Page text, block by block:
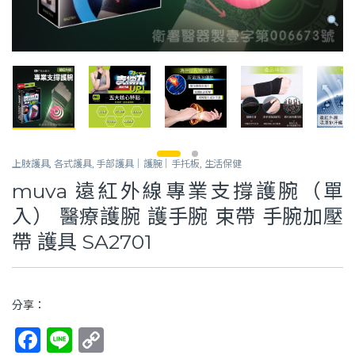
上肢護具,各式護具, 手部護具｜護腕｜手托板, 生活保健
muva 遠紅外線專業支撐護腕（單
入） 醫療護腕 護手腕 束帶 手腕加壓
帶 護具 SA2701
分享：
F
Li